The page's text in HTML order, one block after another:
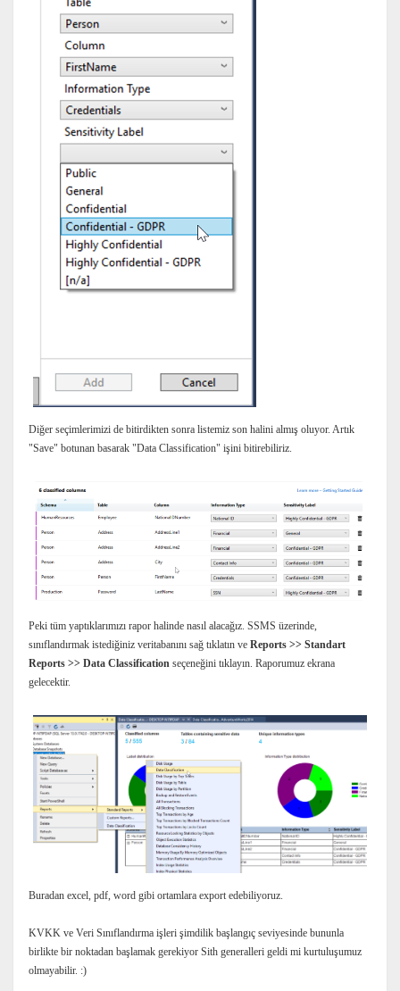
Diğer seçimlerimizi de bitirdikten sonra listemiz son halini almış oluyor. Artık
"Save" botunan basarak "Data Classification" işini bitirebiliriz.
Peki tüm yaptıklarımızı rapor halinde nasıl alacağız. SSMS üzerinde,
sınıflandırmak istediğiniz veritabanını sağ tıklatın ve Reports >> Standart
Reports >> Data Classification seçeneğini tıklayın. Raporumuz ekrana
gelecektir.
Buradan excel, pdf, word gibi ortamlara export edebiliyoruz.
KVKK ve Veri Sınıflandırma işleri şimdilik başlangıç seviyesinde bununla
birlikte bir noktadan başlamak gerekiyor Sith generalleri geldi mi kurtuluşumuz
olmayabilir. :)